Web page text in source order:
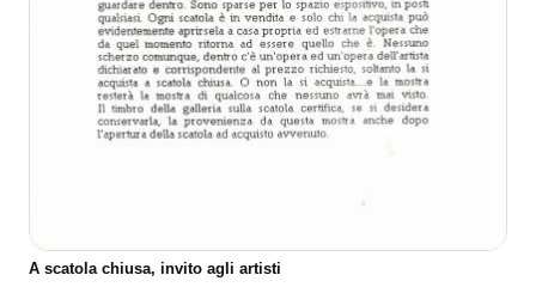
A scatola chiusa, invito agli artisti